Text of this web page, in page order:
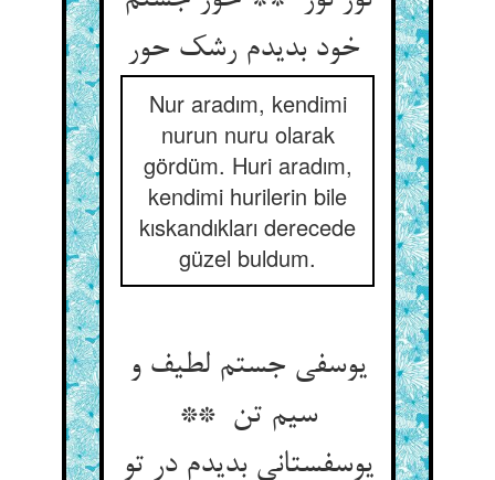
Nur aradım, kendimi
nurun nuru olarak
gördüm. Huri aradım,
kendimi hurilerin bile
kıskandıkları derecede
güzel buldum.
یوسفی جستم لطیف و
سیم تن **
یوسفستانی بدیدم در تو